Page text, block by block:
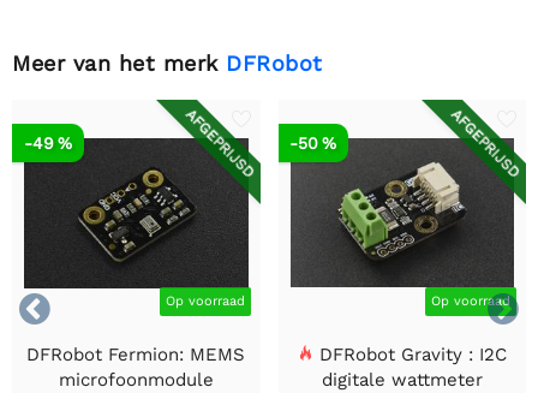
Meer van het merk DFRobot


AFGEPRIJSD
Op voorraad
-49 %
DFRobot Fermion: MEMS
microfoonmodule
AFGEPRIJSD
Op voorraad
-50 %
DFRobot Gravity : I2C
digitale wattmeter